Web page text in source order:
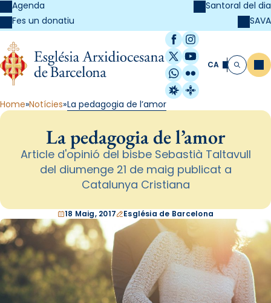
Agenda
Fes un donatiu
Santoral del dia
SAVA
Facebook
Instagram
X / Twitter
YouTube
WhatsApp
Flickr
Radio Estel
Catalunya
CA Cerca
Home Notícies La pedagogia de l’amor
La pedagogia de l’amor
Article d'opinió del bisbe Sebastià Taltavull
del diumenge 21 de maig publicat a
Catalunya Cristiana
18 Maig, 2017 Església de Barcelona